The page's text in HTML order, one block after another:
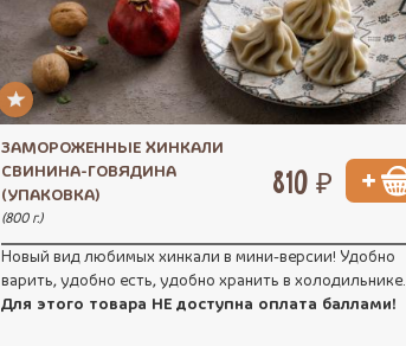
ЗАМОРОЖЕННЫЕ ХИНКАЛИ
СВИНИНА-ГОВЯДИНА
(УПАКОВКА)
(800 г.)
810 ₽
Новый вид любимых хинкали в мини-версии! Удобно
варить, удобно есть, удобно хранить в холодильнике.
Для этого товара НЕ доступна оплата баллами!